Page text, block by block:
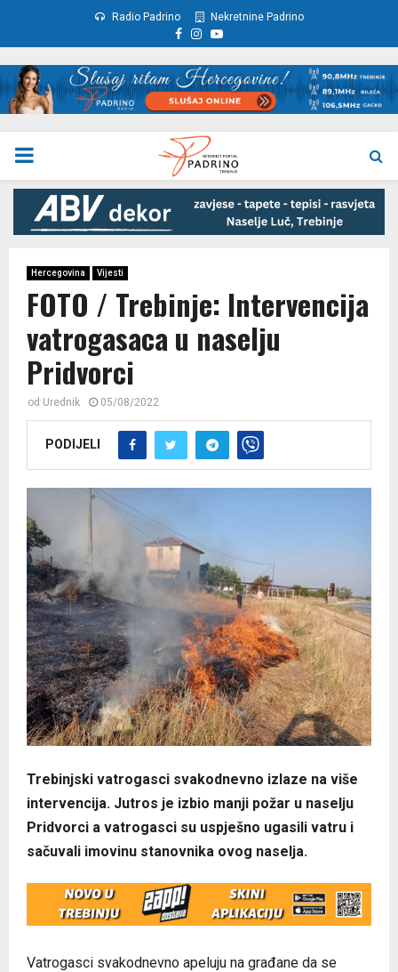
Radio Padrino Nekretnine Padrino
Facebook
Instagram
Youtube
PRIMARY
MENU
Hercegovina Vijesti
FOTO / Trebinje: Intervencija
vatrogasaca u naselju
Pridvorci
od Urednik 05/08/2022
PODIJELI
Trebinjski vatrogasci svakodnevno izlaze na više
intervencija. Jutros je izbio manji požar u naselju
Pridvorci a vatrogasci su uspješno ugasili vatru i
sačuvali imovinu stanovnika ovog naselja.
Vatrogasci svakodnevno apeluju na građane da se